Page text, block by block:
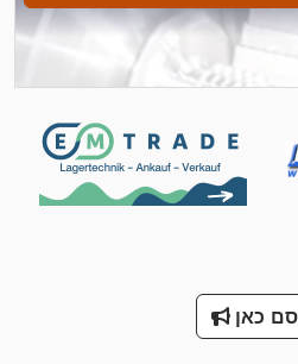
לת 16 קיי 20
מיץ נייד לעיתונות
מנשא 2 עגור 20 5 כדי
מספור עבודה
כאן